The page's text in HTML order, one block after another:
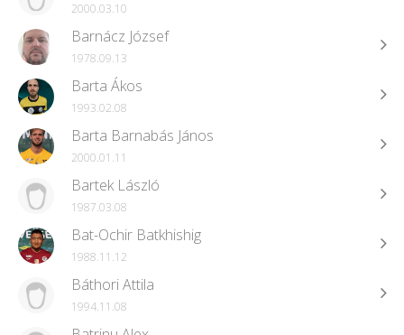
2000.03.10
Barnácz József
1978.09.13
Barta Ákos
1993.02.08
Barta Barnabás János
2000.01.11
Bartek László
1987.03.08
Bat-Ochir Batkhishig
1988.11.12
Báthori Attila
1994.11.08